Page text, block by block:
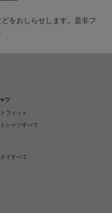
をおしらせします。是非フ
ツ
フィット
シャツすべて
イすべて